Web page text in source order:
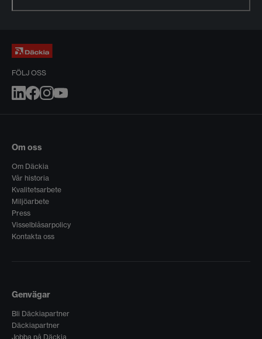
FÖLJ OSS
Om oss
Om Däckia
Vår historia
Kvalitetsarbete
Miljöarbete
Press
Visselblåsarpolicy
Kontakta oss
Genvägar
Bli Däckiapartner
Däckiapartner
Jobba på Däckia